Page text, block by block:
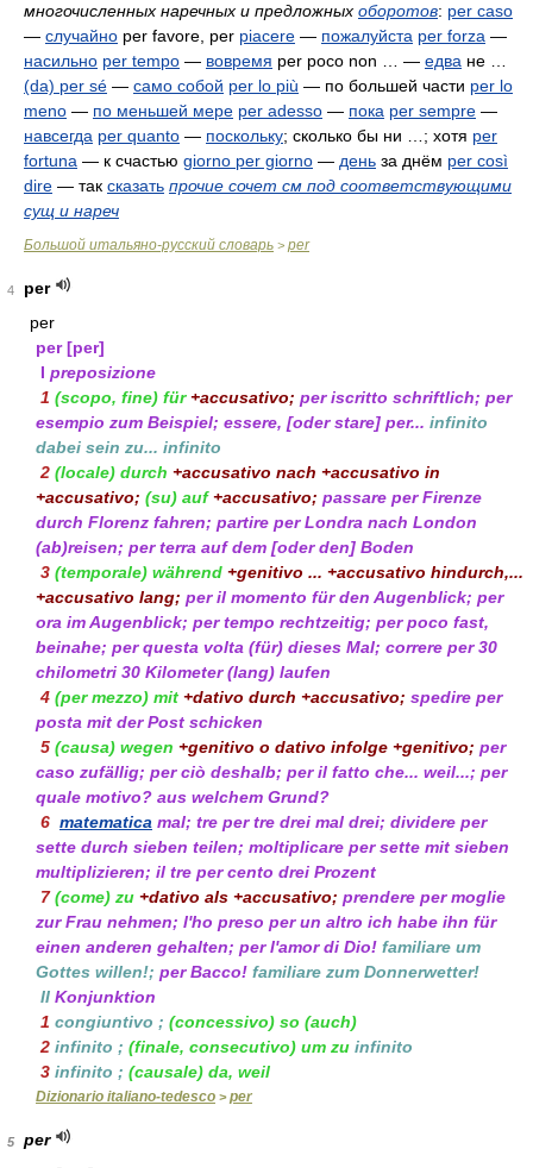
многочисленных наречных и предложных оборотов: per caso
— случайно per favore, per piacere — пожалуйста per forza —
насильно per tempo — вовремя per poco non … — едва не …
(da) per sé — само собой per lo più — по большей части per lo
meno — по меньшей мере per adesso — пока per sempre —
навсегда per quanto — поскольку; сколько бы ни …; хотя per
fortuna — к счастью giorno per giorno — день за днём per così
dire — так сказать прочие сочет см под соответствующими
сущ и нареч
Большой итальяно-русский словарь > per
4
per
per
per [per]
I preposizione
1 (scopo, fine) für+accusativo; per iscritto schriftlich; per
esempio zum Beispiel; essere, [oderstare] per... infinito
dabei sein zu... infinito
2 (locale) durch +accusativo nach +accusativo in
+accusativo; (su) auf+accusativo; passare per Firenze
durch Florenz fahren; partire per Londra nach London
(ab)reisen; per terra auf dem [oderden] Boden
3 (temporale) während +genitivo ... +accusativo hindurch,...
+accusativo lang; per il momento für den Augenblick; per
ora im Augenblick; per tempo rechtzeitig; per poco fast,
beinahe; per questa volta (für) dieses Mal; correre per 30
chilometri 30 Kilometer (lang) laufen
4 (per mezzo) mit +dativo durch +accusativo; spedire per
posta mit der Post schicken
5 (causa) wegen +genitivo o dativo infolge +genitivo; per
caso zufällig; per ciò deshalb; per il fatto che... weil...; per
quale motivo? aus welchem Grund?
6 matematica mal; tre per tre drei mal drei; dividere per
sette durch sieben teilen; moltiplicare per sette mit sieben
multiplizieren; il tre per cento drei Prozent
7 (come) zu +dativo als +accusativo; prendere per moglie
zur Frau nehmen; l'ho preso per un altro ich habe ihn für
einen anderen gehalten; per l'amor di Dio! familiare um
Gottes willen!; per Bacco! familiare zum Donnerwetter!
II Konjunktion
1 congiuntivo ; (concessivo) so (auch)
2 infinito ; (finale, consecutivo) um zu infinito
3 infinito ; (causale) da, weil
Dizionario italiano-tedesco >per
5
per